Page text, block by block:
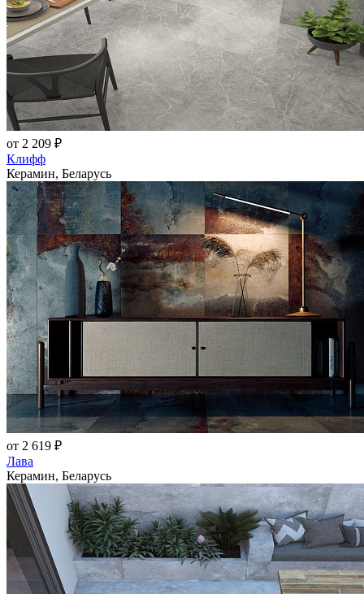
от 2 209 ₽
Клифф
Керамин, Беларусь
от 2 619 ₽
Лава
Керамин, Беларусь